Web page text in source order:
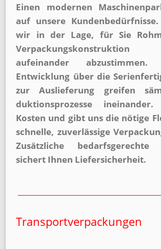
Einen modernen
auf unsere
wir in der Lage, für Sie
Verpackungs­konstruktion
aufeinander
Entwicklung über die
zur Auslieferung greifen
duktions­prozesse
Kosten und gibt uns die nötige
schnelle, zuverlässige
Zusätzliche bedarfsgerechte
sichert Ihnen Liefersicherheit.
Transportverpackungen